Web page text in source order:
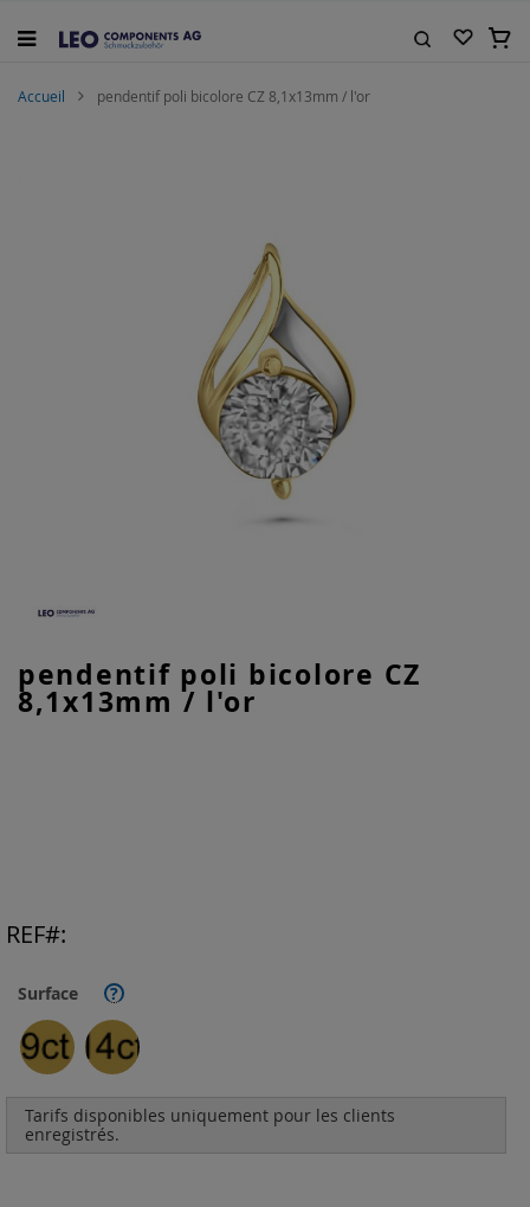
au
Mon
Accueil pendentif poli bicolore CZ 8,1x13mm / l'or
pendentif poli bicolore CZ
8,1x13mm / l'or
Surface ?
Tarifs disponibles uniquement pour les clients
enregistrés.
REF
to
the
beginning